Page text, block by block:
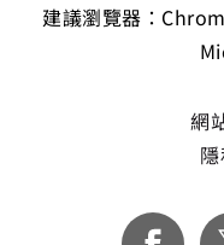
建議瀏覽器：
網